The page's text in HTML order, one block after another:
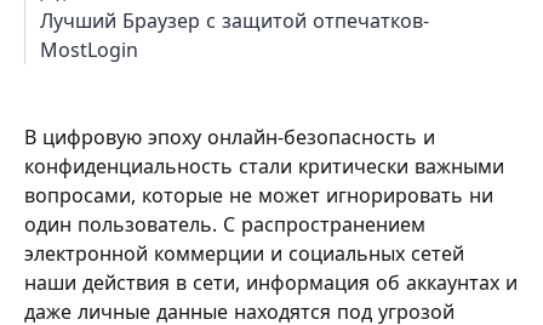
Лучший Браузер с защитой отпечатков-
MostLogin
В цифровую эпоху онлайн-безопасность и
конфиденциальность стали критически важными
вопросами, которые не может игнорировать ни
один пользователь. С распространением
электронной коммерции и социальных сетей
наши действия в сети, информация об аккаунтах и
даже личные данные находятся под угрозой